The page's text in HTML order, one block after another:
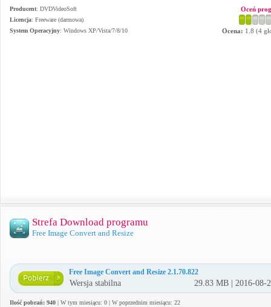
Producent: DVDVideoSoft
Licencja: Freeware (darmowa)
System Operacyjny: Windows XP/Vista/7/8/10
Oceń
Ocena: 1.8 (4
Strefa Download programu
Free Image Convert and Resize
Free Image Convert and Resize 2.1.70.822
Wersja stabilna 29.83 MB | 2016-08-
Ilość pobrań: 940 | W tym miesiącu: 0 | W poprzednim miesiącu: 22